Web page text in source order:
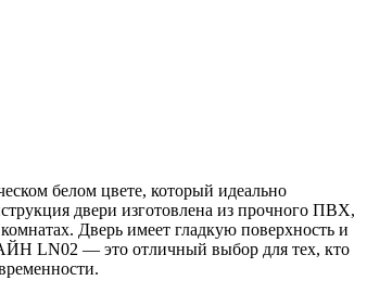
белом цвете, который идеально
двери изготовлена из прочного ПВХ,
Дверь имеет гладкую поверхность и
LN02 — это отличный выбор для тех, кто